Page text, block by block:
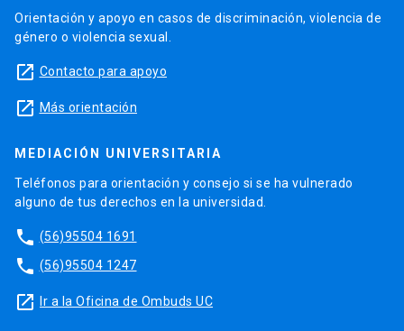
Orientación y apoyo en casos de discriminación, violencia de
género o violencia sexual.
launch Contacto para apoyo
launch Más orientación
MEDIACIÓN UNIVERSITARIA
Teléfonos para orientación y consejo si se ha vulnerado
alguno de tus derechos en la universidad.
phone (56)95504 1691
phone (56)95504 1247
launch Ir a la Oficina de Ombuds UC